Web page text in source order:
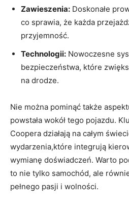
Zawieszenia: Doskonałe
co sprawia, że każda
przyjemność.
Technologii: Nowoczesne
bezpieczeństwa, które
na drodze.
Nie można pominąć także
powstała wokół tego pojazdu.
Coopera działają na całym
wydarzenia,które integrują
wymianę doświadczeń. Warto
to nie tylko samochód, ale
pełnego pasji i wolności.